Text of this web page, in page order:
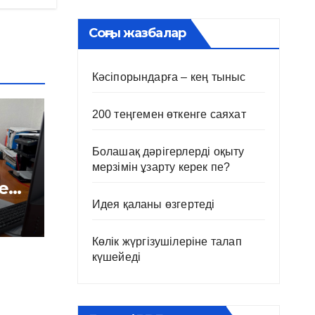
Соңғы жазбалар
Кәсіпорындарға – кең тыныс
200 теңгемен өткенге саяхат
Болашақ дәрігерлерді оқыту
мерзімін ұзарту керек пе?
Идея қаланы өзгертеді
Көлік жүргізушілеріне талап
күшейеді